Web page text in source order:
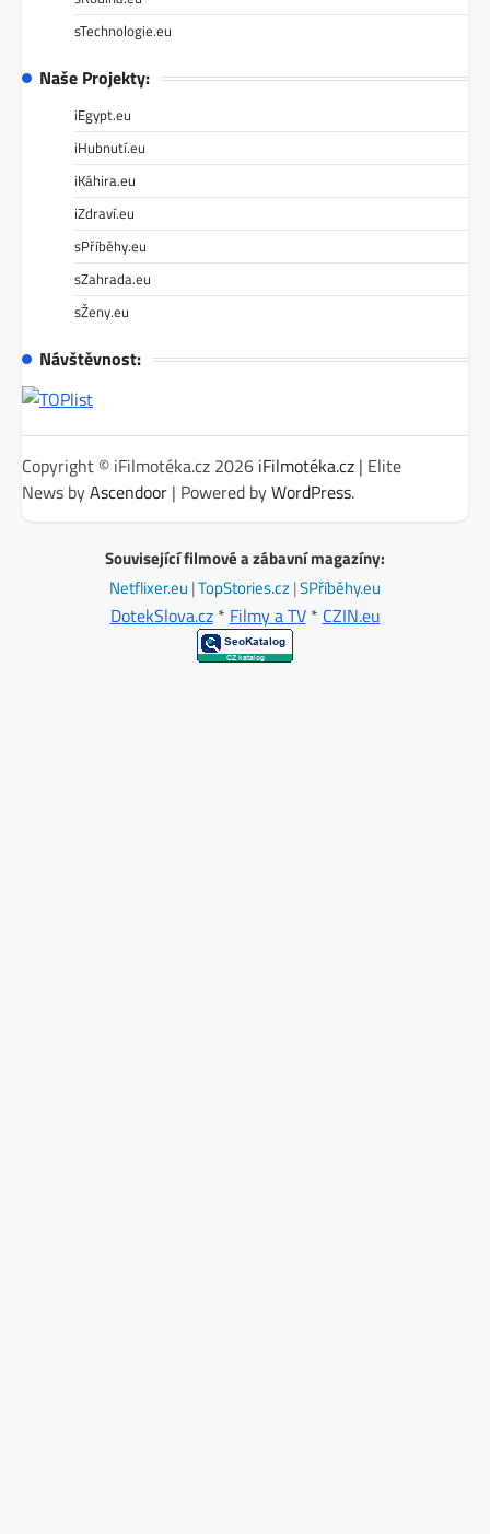
sTechnologie.eu
Naše Projekty:
iEgypt.eu
iHubnutí.eu
iKáhira.eu
iZdraví.eu
sPříběhy.eu
sZahrada.eu
sŽeny.eu
Návštěvnost:
Copyright © iFilmotéka.cz 2026 iFilmotéka.cz | Elite
News byAscendoor | Powered byWordPress.
Související filmové a zábavní magazíny:
Netflixer.eu |TopStories.cz|SPříběhy.eu
DotekSlova.cz* Filmy a TV* CZIN.eu